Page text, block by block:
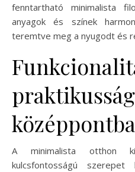
fenntartható minimalista
anyagok és színek
teremtve meg a nyugodt és
A minimalista otthon
kulcsfontosságú